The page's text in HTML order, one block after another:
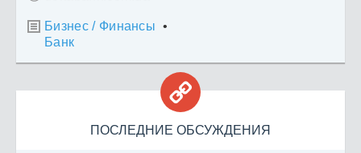
 Бизнес / Финансы •
Банк

ПОСЛЕДНИЕ ОБСУЖДЕНИЯ